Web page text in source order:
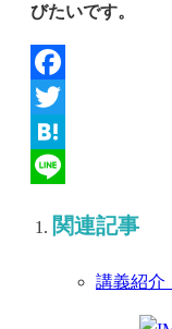
びたいです。
Facebook
Twitter
Hatena
関連記事
講義紹介